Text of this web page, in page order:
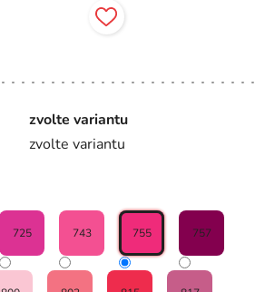
zvolte variantu
zvolte variantu
725 743 755 757